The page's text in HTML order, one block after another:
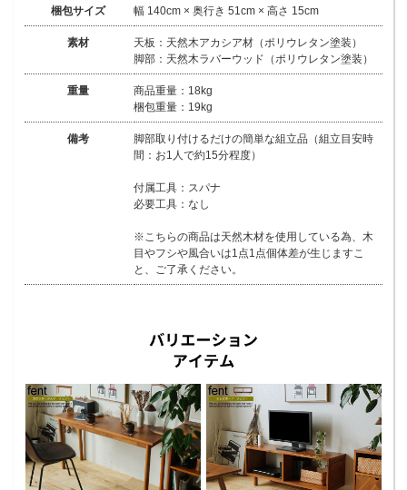
梱包サイズ 幅 140cm × 奥行き 51cm × 高さ 15cm
素材
天板：天然木アカシア材（ポリウレタン塗装）
脚部：天然木ラバーウッド（ポリウレタン塗装）
重量
商品重量：18kg
梱包重量：19kg
備考
脚部取り付けるだけの簡単な組立品（組立目安時
間：お1人で約15分程度）
付属工具：スパナ
必要工具：なし
※こちらの商品は天然木材を使用している為、木
目やフシや風合いは1点1点個体差が生じますこ
と、ご了承ください。